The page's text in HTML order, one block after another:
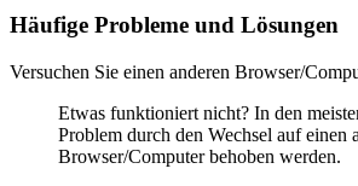
Häufige Probleme und Lösungen
Versuchen Sie einen anderen Browser/
Etwas funktioniert nicht? In den
Problem durch den Wechsel auf einen
Browser/Computer behoben werden.